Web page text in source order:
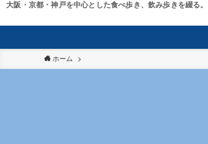
大阪・京都・神戸を中心とした食べ歩き、飲み歩きを綴る。
ホーム